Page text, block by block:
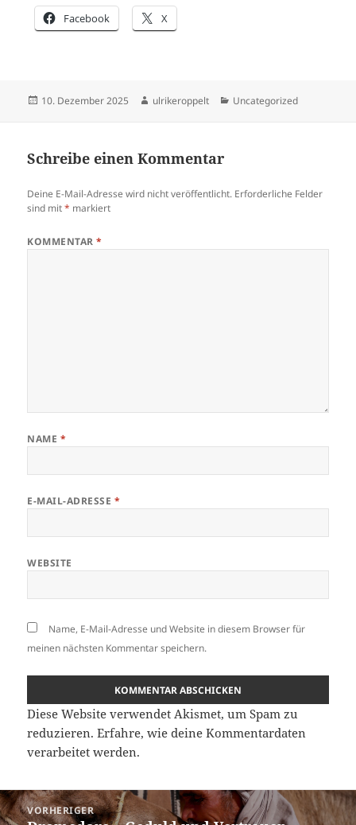
Facebook X
Veröffentlicht
10. Dezember 2025 Autor
ulrikeroppelt Kategorien
Uncategorized
Schreibe einen Kommentar
Deine E-Mail-Adresse wird nicht veröffentlicht. Erforderliche Felder
sind mit* markiert
KOMMENTAR*
NAME *
E-MAIL-ADRESSE *
WEBSITE
Name, E-Mail-Adresse und Website in diesem Browser für
meinen nächsten Kommentar speichern.
Diese Website verwendet Akismet, um Spam zu
reduzieren.Erfahre, wie deine Kommentardaten
verarbeitet werden.
Beitragsnavigation
VORHERIGER